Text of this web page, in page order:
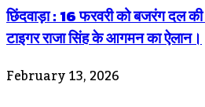
छिंदवाड़ा : 16 फरवरी को बजरंग दल की
टाइगर राजा सिंह के आगमन का ऐलान।
February 13, 2026